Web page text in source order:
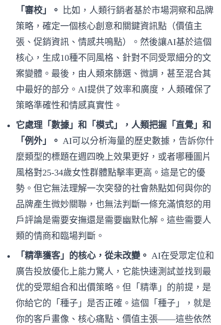
「審校」。
比如，人類行銷者基於市場洞察和品牌
策略，確定一個核心創意和關鍵資訊點（價值主
張、促銷資訊、情感共鳴點）。然後讓AI基於這個
核心，生成10種不同風格、針對不同受眾細分的文
案變體。最後，由人類來篩選、微調，甚至混合其
中最好的部分。AI提供了效率和廣度，人類確保了
策略準確性和情感真實性。
它處理「數據」和「模式」，人類把握「直覺」和
「例外」。 AI可以分析海量的歷史數據，告訴你什
麼類型的標題在週四晚上效果更好，或者哪種圖片
風格對25-34歲女性群體點擊率更高。這是它的優
勢。但它無法理解一次突發的社會熱點如何與你的
品牌產生微妙關聯，也無法判斷一條充滿憤怒的用
戶評論是需要安撫還是需要幽默化解。這些需要人
類的情商和臨場判斷。
「精準獲客」的核心，從未改變。 AI在受眾定位和
廣告投放優化上能力驚人，它能快速測試並找到最
优的受眾組合和出價策略。但「精準」的前提，是
你給它的「種子」是否正確。這個「種子」，就是
你的客戶畫像、核心痛點、價值主張——這些依然